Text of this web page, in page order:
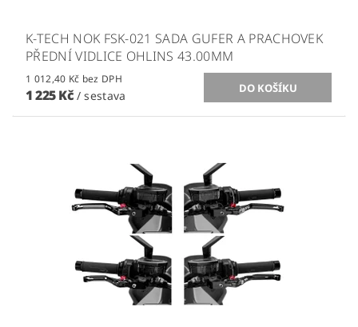
K-TECH NOK FSK-021 SADA GUFER A PRACHOVEK
PŘEDNÍ VIDLICE OHLINS 43.00MM
1 012,40 Kč bez DPH
1 225 Kč / sestava